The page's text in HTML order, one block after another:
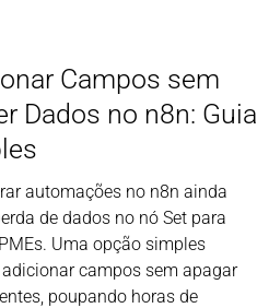
Campos sem
Dados no n8n: Guia
automações no n8n ainda
de dados no nó Set para
Uma opção simples
campos sem apagar
poupando horas de